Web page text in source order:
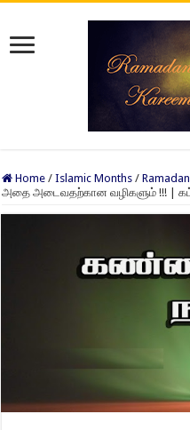
Home / Islamic Months /
அதை அடைவதற்கான வழிகளும் !!! |